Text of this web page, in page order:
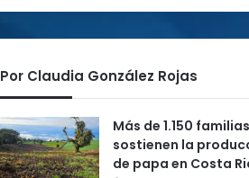
Por Claudia González Rojas
Más de 1.150 familias
sostienen la
de papa en Costa